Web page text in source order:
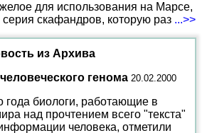
для использования на Марсе,
скафандров, которую раз ...>>
из Архива
генома 20.02.2000
года биологи, работающие в
над прочтением всего "текста"
человека, отметили